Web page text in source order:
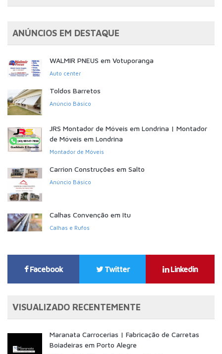
ANÚNCIOS EM DESTAQUE
WALMIR PNEUS em Votuporanga
Auto center
Toldos Barretos
Anúncio Básico
JRS Montador de Móveis em Londrina | Montador
de Móveis em Londrina
Montador de Móveis
Carrion Construções em Salto
Anúncio Básico
Calhas Convenção em Itu
Calhas e Rufos
Facebook Twitter Linkedin
VISUALIZADO RECENTEMENTE
Maranata Carrocerias | Fabricação de Carretas
Boiadeiras em Porto Alegre